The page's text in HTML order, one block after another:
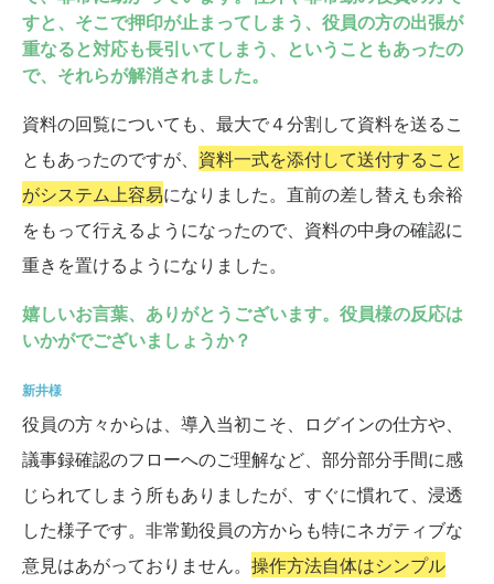
すと、そこで押印が止まってしまう、役員の方の出張が
重なると対応も長引いてしまう、ということもあったの
で、それらが解消されました。
資料の回覧についても、最大で４分割して資料を送るこ
ともあったのですが、 資料一式を添付して送付すること
がシステム上容易になりました。直前の差し替えも余裕
をもって行えるようになったので、資料の中身の確認に
重きを置けるようになりました。
嬉しいお言葉、ありがとうございます。役員様の反応は
いかがでございましょうか？
新井様
役員の方々からは、導入当初こそ、ログインの仕方や、
議事録確認のフローへのご理解など、部分部分手間に感
じられてしまう所もありましたが、すぐに慣れて、浸透
した様子です。非常勤役員の方からも特にネガティブな
意見はあがっておりません。 操作方法自体はシンプル